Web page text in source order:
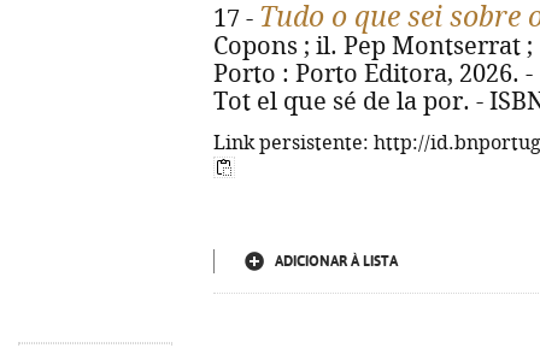
17 - Tudo o que sei sobre
Copons ; il. Pep Montserrat ;
Porto : Porto Editora, 2026.
Tot el que sé de la por. -
Link persistente: http://
ADICIONAR À LISTA